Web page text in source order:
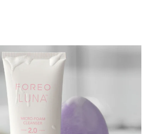
anti-aging massage
4 mini
skin, T-zone
line smoothing device
拉護理
anti-aging skincare
infrared and red light therapy
3 mini
therapy device for young skin
4 plus
hybrid silicone sonic toothbrush
4 smile
silicone sonic toothbrush
101
anti-aging
LED 護理
201
肌膚年輕化
NEW
預計送達日期
預計送達日期
預計送達日期8/9/26